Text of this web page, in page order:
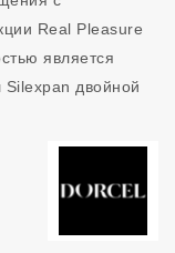
Real Pleasure
является
двойной